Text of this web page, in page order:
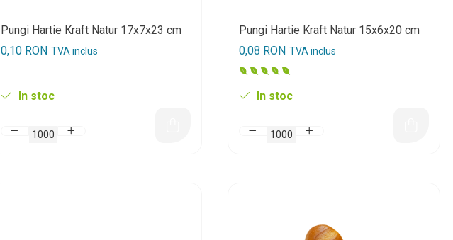
Pungi Hartie Kraft Natur 17x7x23 cm
0,10 RON TVA inclus
In stoc
Pungi Hartie Kraft Natur 15x6x20 cm
0,08 RON TVA inclus
In stoc